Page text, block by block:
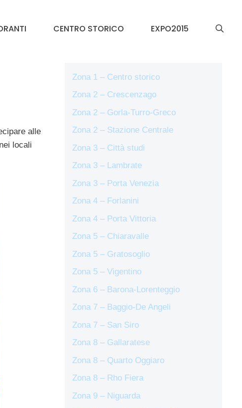
CENTRO STORICO EXPO2015
alle
locali
Zona 1 – Centro storico
Zona 2 – Crescenzago
Zona 2 – Gorla-Turro-Greco
Zona 2 – Stazione Centrale
Zona 3 – Città studi
Zona 3 – Lambrate
Zona 3 – Porta Venezia
Zona 4 – Forlanini
Zona 4 – Porta Vittoria
Zona 5 – Chiaravalle
Zona 5 – Gratosoglio
Zona 5 – Vigentino
Zona 6 – Barona-Lorenteggio
Zona 7 – Baggio-De Angeli
Zona 7 – San Siro
Zona 8 – Gallaratese
Zona 8 – Quarto Oggiaro
Zona 8 – Rho Fiera
Zona 9 – Niguarda